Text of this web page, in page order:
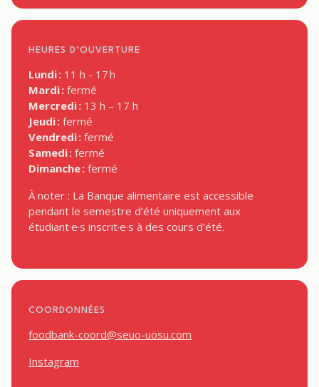
HEURES D’OUVERTURE
Lundi : 11 h - 17 h
Mardi : fermé
Mercredi : 13 h – 17 h
Jeudi : fermé
Vendredi : fermé
Samedi : fermé
Dimanche : fermé
À noter : La Banque alimentaire est accessible
pendant le semestre d’été uniquement aux
étudiant·e·s inscrit·e·s à des cours d’été.
COORDONNÉES
foodbank-coord@seuo-uosu.com
Instagram